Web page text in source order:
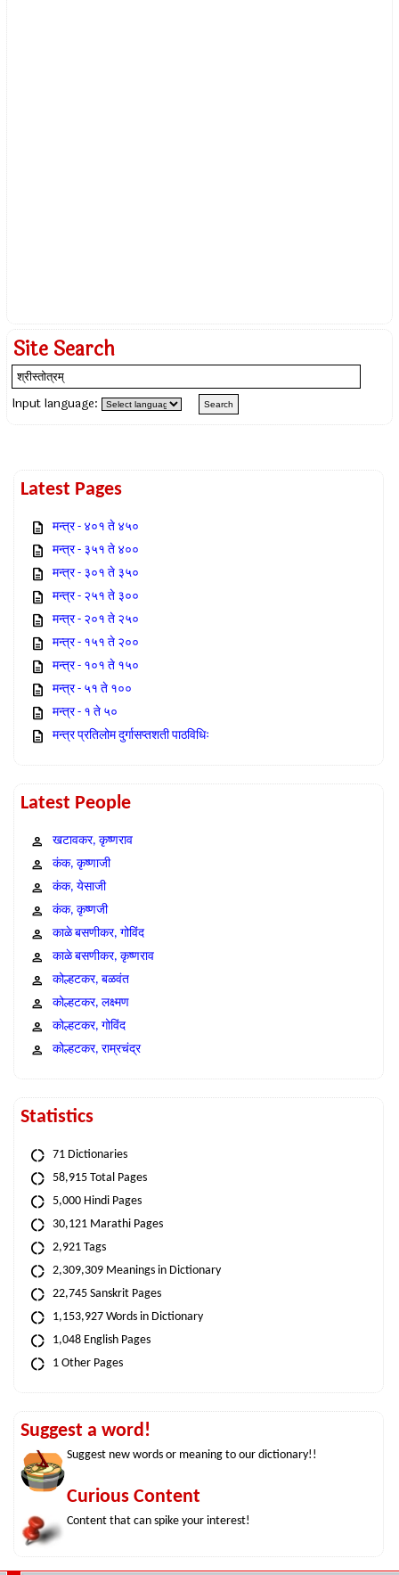
Site Search
Input language:
Latest Pages
मन्त्र - ४०१ ते ४५०
मन्त्र - ३५१ ते ४००
मन्त्र - ३०१ ते ३५०
मन्त्र - २५१ ते ३००
मन्त्र - २०१ ते २५०
मन्त्र - १५१ ते २००
मन्त्र - १०१ ते १५०
मन्त्र - ५१ ते १००
मन्त्र - १ ते ५०
मन्त्र प्रतिलोम दुर्गासप्तशती पाठविधिः
Latest People
खटावकर, कृष्णराव
कंक, कृष्णाजी
कंक, येसाजी
कंक, कृष्णजी
काळे बसणीकर, गोविंद
काळे बसणीकर, कृष्णराव
कोल्हटकर, बळवंत
कोल्हटकर, लक्ष्मण
कोल्हटकर, गोविंद
कोल्हटकर, राम्रचंद्र
Statistics
71 Dictionaries
58,915 Total Pages
5,000 Hindi Pages
30,121 Marathi Pages
2,921 Tags
2,309,309 Meanings in Dictionary
22,745 Sanskrit Pages
1,153,927 Words in Dictionary
1,048 English Pages
1 Other Pages
Suggest a word!
Suggest new words or meaning to our dictionary!!
Curious Content
Content that can spike your interest!